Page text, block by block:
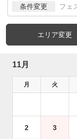
条件変更 フェ
エリア変更
11月
月 火
2 3